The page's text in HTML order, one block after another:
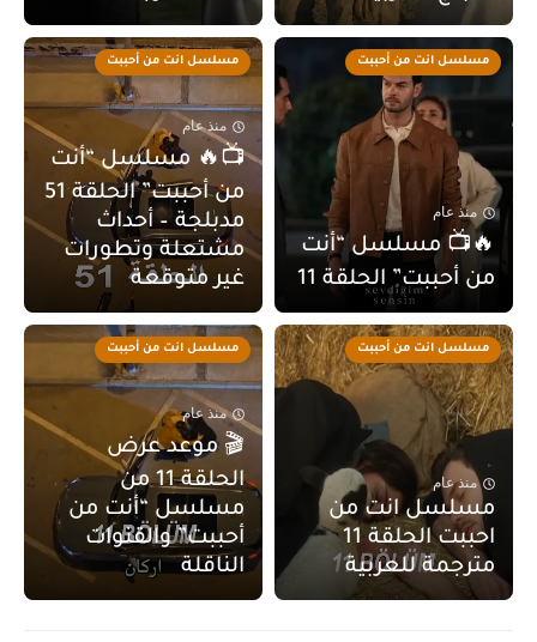
مسلسل انت من أحببت
منذ عام
🔥📺 مسلسل “أنت
من أحببت” الحلقة 11
مسلسل انت من أحببت
منذ عام
📺🔥 مسلسل “أنت
من أحببت” الحلقة 51
مدبلجة – أحداث
مشتعلة وتطورات
غير متوقعة
مسلسل انت من أحببت
منذ عام
مسلسل انت من
احببت الحلقة 11
مترجمة للعربية
مسلسل انت من أحببت
منذ عام
🎬 موعد عرض
الحلقة 11 من
مسلسل “أنت من
أحببت” والقنوات
الناقلة